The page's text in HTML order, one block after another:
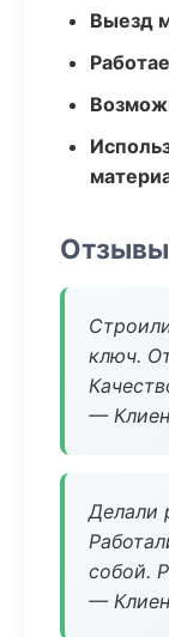
Выезд
Отзывы
ключ.
—
Делали
собой.
—